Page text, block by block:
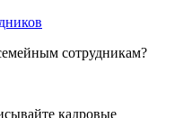
сотрудникам?
кадровые